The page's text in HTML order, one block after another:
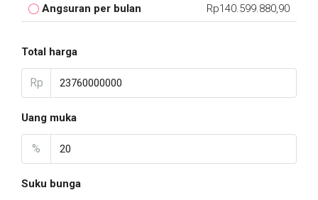
Angsuran per bulan Rp140.599.880,90
Total harga
Rp
Uang muka
%
Suku bunga